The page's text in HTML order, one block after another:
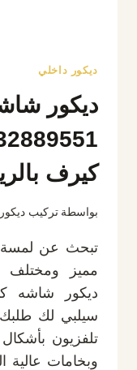
ديكور داخلي
ديكور
كيرف
بواسطة تركيب
تبحث عن
مميز ومختلف
ديكور شاشه
سيلبي لك طلبك
تلفزيون
وبخامات عالية